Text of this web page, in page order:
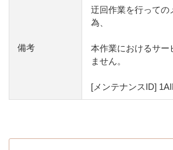
備考
迂回作業を行っての
為、
本作業におけるサー
ません。
[メンテナンスID]